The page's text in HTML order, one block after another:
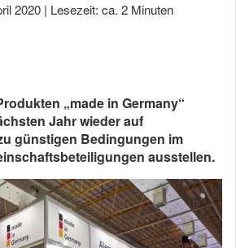
2020 | Lesezeit: ca. 2 Minuten
„made in Germany“
Jahr wieder auf
günstigen Bedingungen im
ausstellen.